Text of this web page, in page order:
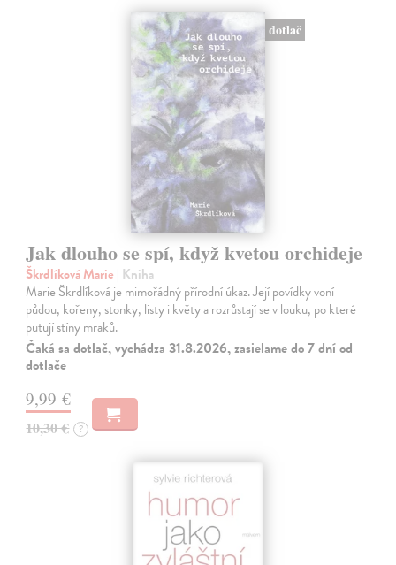
dotlač
Jak dlouho se spí, když kvetou orchideje
Škrdlíková Marie | Kniha
Marie Škrdlíková je mimořádný přírodní úkaz. Její povídky voní
půdou, kořeny, stonky, listy i květy a rozrůstají se v louku, po které
putují stíny mraků.
Čaká sa dotlač, vychádza 31.8.2026, zasielame do 7 dní od
dotlače
9,99 €
10,30 € ?